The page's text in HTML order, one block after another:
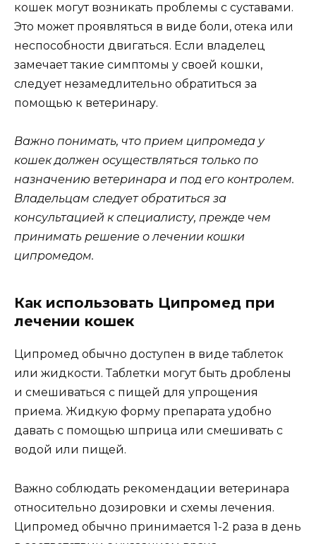
кошек могут возникать проблемы с суставами.
Это может проявляться в виде боли, отека или
неспособности двигаться. Если владелец
замечает такие симптомы у своей кошки,
следует незамедлительно обратиться за
помощью к ветеринару.
Важно понимать, что прием ципромеда у
кошек должен осуществляться только по
назначению ветеринара и под его контролем.
Владельцам следует обратиться за
консультацией к специалисту, прежде чем
принимать решение о лечении кошки
ципромедом.
Как использовать Ципромед при
лечении кошек
Ципромед обычно доступен в виде таблеток
или жидкости. Таблетки могут быть дроблены
и смешиваться с пищей для упрощения
приема. Жидкую форму препарата удобно
давать с помощью шприца или смешивать с
водой или пищей.
Важно соблюдать рекомендации ветеринара
относительно дозировки и схемы лечения.
Ципромед обычно принимается 1-2 раза в день